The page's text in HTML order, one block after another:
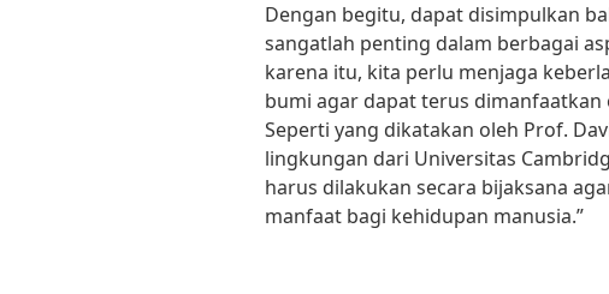
Dengan begitu, dapat disimpulkan
sangatlah penting dalam berbagai
karena itu, kita perlu menjaga
bumi agar dapat terus
Seperti yang dikatakan oleh Prof.
lingkungan dari Universitas
harus dilakukan secara bijaksana
manfaat bagi kehidupan manusia.”